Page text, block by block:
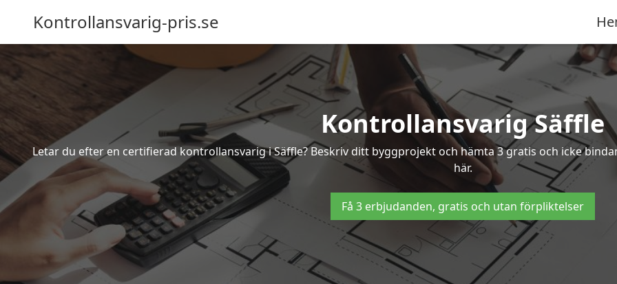
Kontrollansvarig-pris.se
Kontrollansvarig Säffle
Letar du efter en certifierad kontrollansvarig i Säffle? Beskriv ditt byggprojekt och hämta 3 gratis och icke
här.
Få 3 erbjudanden, gratis och utan förpliktelser